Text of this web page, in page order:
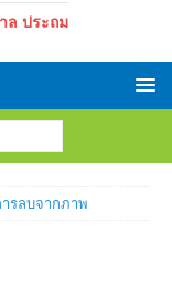
ล ประถม
รลบจากภาพ